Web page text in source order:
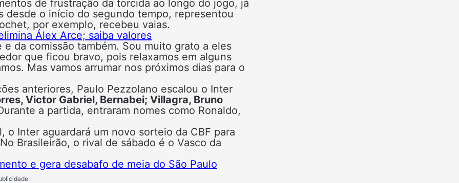
de frustração da torcida ao longo do jogo, já
desde o início do segundo tempo, representou
por exemplo, recebeu vaias.
Álex Arce; saiba valores
da comissão também. Sou muito grato a eles
que ficou bravo, pois relaxamos em alguns
Mas vamos arrumar nos próximos dias para o
anteriores, Paulo Pezzolano escalou o Inter
Victor Gabriel, Bernabei; Villagra, Bruno
a partida, entraram nomes como Ronaldo,
o Inter aguardará um novo sorteio da CBF para
Brasileirão, o rival de sábado é o Vasco da
e gera desabafo de meia do São Paulo